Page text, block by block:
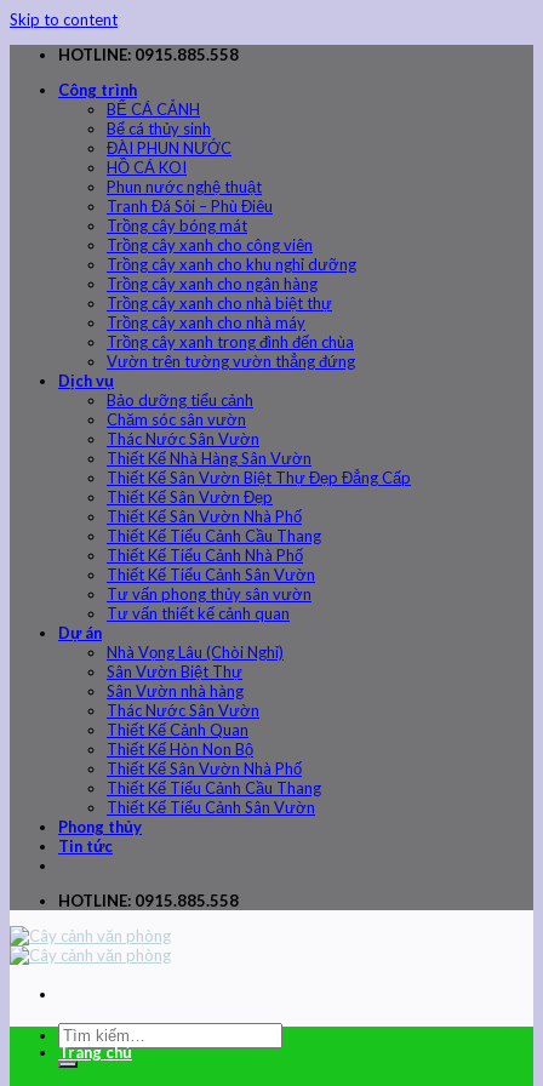
Skip to content
HOTLINE: 0915.885.558
Công trình
BỂ CÁ CẢNH
Bể cá thủy sinh
ĐÀI PHUN NƯỚC
HỒ CÁ KOI
Phun nước nghệ thuật
Tranh Đá Sỏi – Phù Điêu
Trồng cây bóng mát
Trồng cây xanh cho công viên
Trồng cây xanh cho khu nghỉ dưỡng
Trồng cây xanh cho ngân hàng
Trồng cây xanh cho nhà biệt thự
Trồng cây xanh cho nhà máy
Trồng cây xanh trong đình đến chùa
Vườn trên tường vườn thẳng đứng
Dịch vụ
Bảo dưỡng tiểu cảnh
Chăm sóc sân vườn
Thác Nước Sân Vườn
Thiết Kế Nhà Hàng Sân Vườn
Thiết Kế Sân Vườn Biệt Thự Đẹp Đẳng Cấp
Thiết Kế Sân Vườn Đẹp
Thiết Kế Sân Vườn Nhà Phố
Thiết Kế Tiểu Cảnh Cầu Thang
Thiết Kế Tiểu Cảnh Nhà Phố
Thiết Kế Tiểu Cảnh Sân Vườn
Tư vấn phong thủy sân vườn
Tư vấn thiết kế cảnh quan
Dự án
Nhà Vọng Lâu (Chòi Nghỉ)
Sân Vườn Biệt Thự
Sân Vườn nhà hàng
Thác Nước Sân Vườn
Thiết Kế Cảnh Quan
Thiết Kế Hòn Non Bộ
Thiết Kế Sân Vườn Nhà Phố
Thiết Kế Tiểu Cảnh Cầu Thang
Thiết Kế Tiểu Cảnh Sân Vườn
Phong thủy
Tin tức
HOTLINE: 0915.885.558
Trang chủ